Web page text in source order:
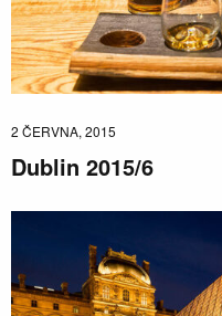
2 ČERVNA, 2015
Dublin 2015/6